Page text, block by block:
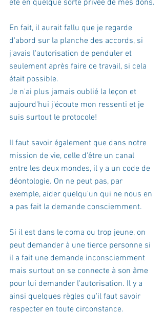
été en quelque sorte privée de mes dons.
En fait, il aurait fallu que je regarde
d'abord sur la planche des accords, si
j'avais l'autorisation de penduler et
seulement après faire ce travail, si cela
était possible.
Je n'ai plus jamais oublié la leçon et
aujourd'hui j'écoute mon ressenti et je
suis surtout le protocole!
Il faut savoir également que dans notre
mission de vie, celle d'être un canal
entre les deux mondes, il y a un code de
déontologie. On ne peut pas, par
exemple, aider quelqu'un qui ne nous en
a pas fait la demande consciemment.
Si il est dans le coma ou trop jeune, on
peut demander à une tierce personne si
il a fait une demande inconsciemment
mais surtout on se connecte à son âme
pour lui demander l'autorisation. Il y a
ainsi quelques règles qu'il faut savoir
respecter en toute circonstance.